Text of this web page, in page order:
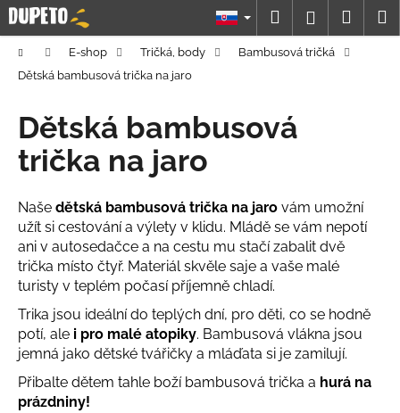
Prejsť
na
obsah
Hľadať
DomovE-shop Tričká, body
Bambusová tričká
Dětská bambusová trička na jaro
Dětská bambusová
trička na jaro
Naše dětská bambusová trička na jaro vám umožní
užít si cestování a výlety v klidu. Mládě se vám nepotí
ani v autosedačce a na cestu mu stačí zabalit dvě
trička místo čtyř. Materiál skvěle saje a vaše malé
turisty v teplém počasí příjemně chladí.
Trika jsou ideální do teplých dní, pro děti, co se hodně
potí, ale i pro malé atopiky. Bambusová vlákna jsou
jemná jako dětské tvářičky a mláďata si je zamilují.
Přibalte dětem tahle boží bambusová trička a hurá na
prázdniny!
K
o
o
p
o
r
e
b
u
j
e
t
e
n